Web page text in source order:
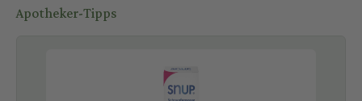
Apotheker-Tipps